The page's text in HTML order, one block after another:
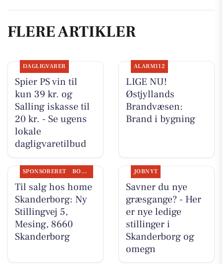
FLERE ARTIKLER
DAGLIGVARER
Spier PS vin til
kun 39 kr. og
Salling iskasse til
20 kr. - Se ugens
lokale
dagligvaretilbud
ALARM112
LIGE NU!
Østjyllands
Brandvæsen:
Brand i bygning
SPONSORERET BOLIGMARKED
Til salg hos home
Skanderborg: Ny
Stillingvej 5,
Mesing, 8660
Skanderborg
JOBNYT
Savner du nye
græsgange? - Her
er nye ledige
stillinger i
Skanderborg og
omegn